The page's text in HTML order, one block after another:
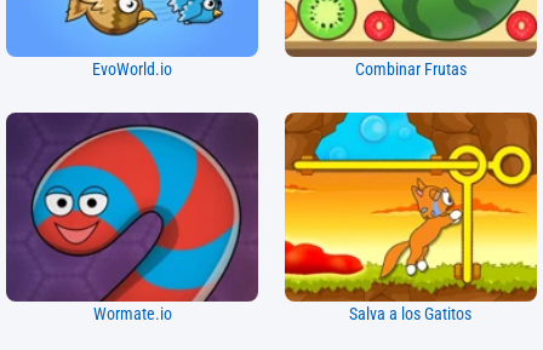
EvoWorld.io Combinar Frutas
Wormate.io Salva a los Gatitos